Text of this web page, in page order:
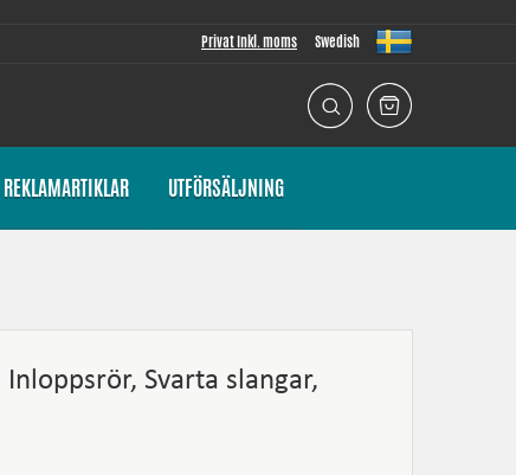
Privat Inkl. moms Swedish
REKLAMARTIKLAR UTFÖRSÄLJNING
Svarta slangar,